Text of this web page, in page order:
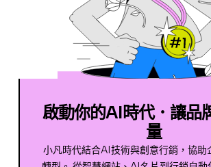
啟動你的AI時代．讓品
量
小凡時代結合AI技術與創意行銷，協助